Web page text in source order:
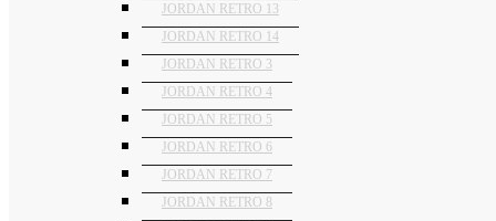
JORDAN RETRO 13
JORDAN RETRO 14
JORDAN RETRO 3
JORDAN RETRO 4
JORDAN RETRO 5
JORDAN RETRO 6
JORDAN RETRO 7
JORDAN RETRO 8